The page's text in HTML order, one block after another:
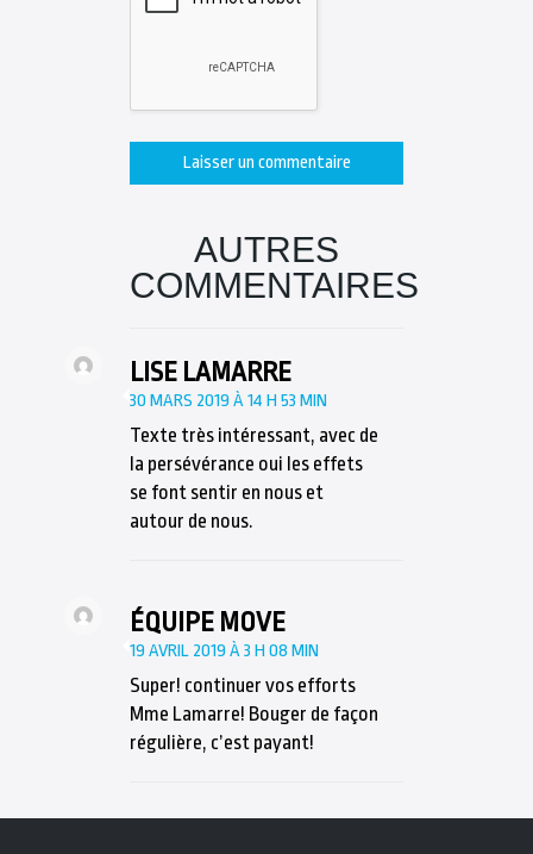
AUTRES
COMMENTAIRES
LISE LAMARRE
30 MARS 2019 À 14 H 53 MIN
Texte très intéressant, avec de
la persévérance oui les effets
se font sentir en nous et
autour de nous.
ÉQUIPE MOVE
19 AVRIL 2019 À 3 H 08 MIN
Super! continuer vos efforts
Mme Lamarre! Bouger de façon
régulière, c’est payant!